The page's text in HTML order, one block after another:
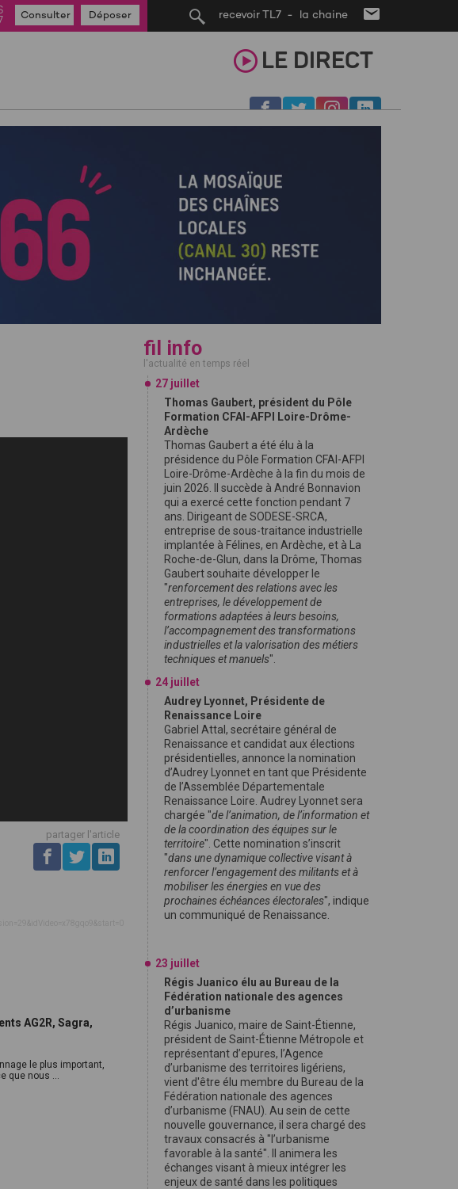
recevoir TL7 - la chaine
Consulter Déposer
LE DIRECT
partager l'article
AG2R, Sagra,
le plus important,
que nous ...
fil info
l'actualité en temps réel
27 juillet
Thomas Gaubert, président du Pôle
Formation CFAI-AFPI Loire-Drôme-
Ardèche
Thomas Gaubert a été élu à la
présidence du Pôle Formation CFAI-AFPI
Loire-Drôme-Ardèche à la fin du mois de
juin 2026. Il succède à André Bonnavion
qui a exercé cette fonction pendant 7
ans. Dirigeant de SODESE-SRCA,
entreprise de sous-traitance industrielle
implantée à Félines, en Ardèche, et à La
Roche-de-Glun, dans la Drôme, Thomas
Gaubert souhaite développer le
"renforcement des relations avec les
entreprises, le développement de
formations adaptées à leurs besoins,
l’accompagnement des transformations
industrielles et la valorisation des métiers
techniques et manuels".
24 juillet
Audrey Lyonnet, Présidente de
Renaissance Loire
Gabriel Attal, secrétaire général de
Renaissance et candidat aux élections
présidentielles, annonce la nomination
d’Audrey Lyonnet en tant que Présidente
de l’Assemblée Départementale
Renaissance Loire. Audrey Lyonnet sera
chargée "de l’animation, de l’information et
de la coordination des équipes sur le
territoire". Cette nomination s’inscrit
"dans une dynamique collective visant à
renforcer l’engagement des militants et à
mobiliser les énergies en vue des
prochaines échéances électorales", indique
un communiqué de Renaissance.
23 juillet
Régis Juanico élu au Bureau de la
Fédération nationale des agences
d’urbanisme
Régis Juanico, maire de Saint-Étienne,
président de Saint-Étienne Métropole et
représentant d’epures, l’Agence
d’urbanisme des territoires ligériens,
vient d'être élu membre du Bureau de la
Fédération nationale des agences
d’urbanisme (FNAU). Au sein de cette
nouvelle gouvernance, il sera chargé des
travaux consacrés à "l’urbanisme
favorable à la santé". Il animera les
échanges visant à mieux intégrer les
enjeux de santé dans les politiques